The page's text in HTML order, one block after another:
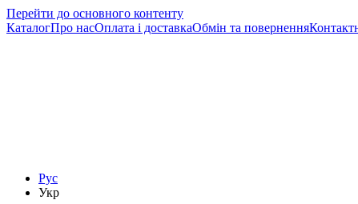
Перейти до основного контенту
КаталогПро насОплата і доставкаОбмін та повернення
Рус
Укр